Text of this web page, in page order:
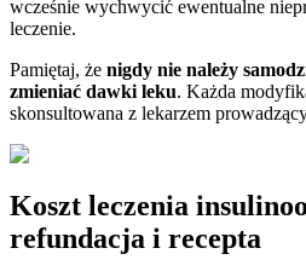
wcześnie wychwycić ewentualne
leczenie.
Pamiętaj, że nigdy nie należy
zmieniać dawki leku. Każda
skonsultowana z lekarzem
Koszt leczenia
refundacja i recepta